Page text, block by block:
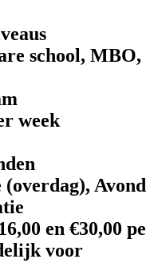
school,
week
en €30,00
voor